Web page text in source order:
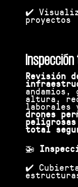
✔️
proyectos
Revisión
altura,
laborales
drones
total
🚁
✔️